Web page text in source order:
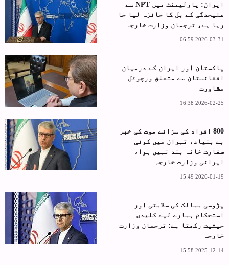
ایران: پارلیمنٹ میں NPT سے
علیحدگی کے بل کا جائزہ لیا جا
رہا ہے، ترجمان وزارت خارجہ
2026-03-31 06:59
پاکستان اور ایران کے درمیان
افغانستان سے متعلق ورچوئل
مشاورت
2026-02-25 16:38
800 افراد کی سزائے موت کی خبر
بے بنیاد، تہران میں کوئی
سفارت خانہ بند نہیں ہوا،
ایرانی وزارت خارجہ
2026-01-19 15:49
پڑوسی ممالک کی سلامتی اور
استحکام ہمارے لیے کلیدی
حیثیت رکھتا ہے: ترجمان وزارت
خارجہ
2025-12-14 15:58